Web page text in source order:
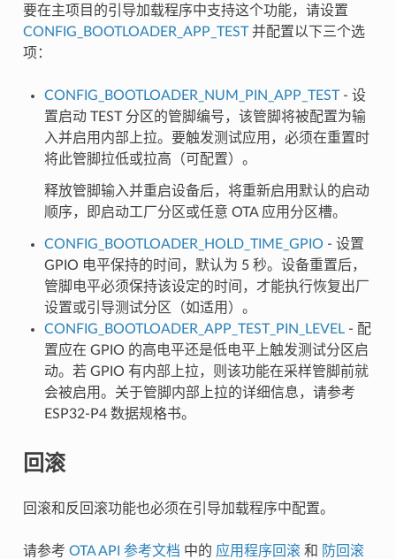
要在主项目的引导加载程序中支持这个功能，请设置
CONFIG_BOOTLOADER_APP_TEST并配置以下三个选
项：
CONFIG_BOOTLOADER_NUM_PIN_APP_TEST- 设
置启动 TEST 分区的管脚编号，该管脚将被配置为输
入并启用内部上拉。要触发测试应用，必须在重置时
将此管脚拉低或拉高（可配置）。
释放管脚输入并重启设备后，将重新启用默认的启动
顺序，即启动工厂分区或任意 OTA 应用分区槽。
CONFIG_BOOTLOADER_HOLD_TIME_GPIO - 设置
GPIO 电平保持的时间，默认为 5 秒。设备重置后，
管脚电平必须保持该设定的时间，才能执行恢复出厂
设置或引导测试分区（如适用）。
CONFIG_BOOTLOADER_APP_TEST_PIN_LEVEL- 配
置应在 GPIO 的高电平还是低电平上触发测试分区启
动。若 GPIO 有内部上拉，则该功能在采样管脚前就
会被启用。关于管脚内部上拉的详细信息，请参考
ESP32-P4 数据规格书。
回滚
回滚和反回滚功能也必须在引导加载程序中配置。
请参考 OTA API 参考文档 中的 应用程序回滚 和
防回滚